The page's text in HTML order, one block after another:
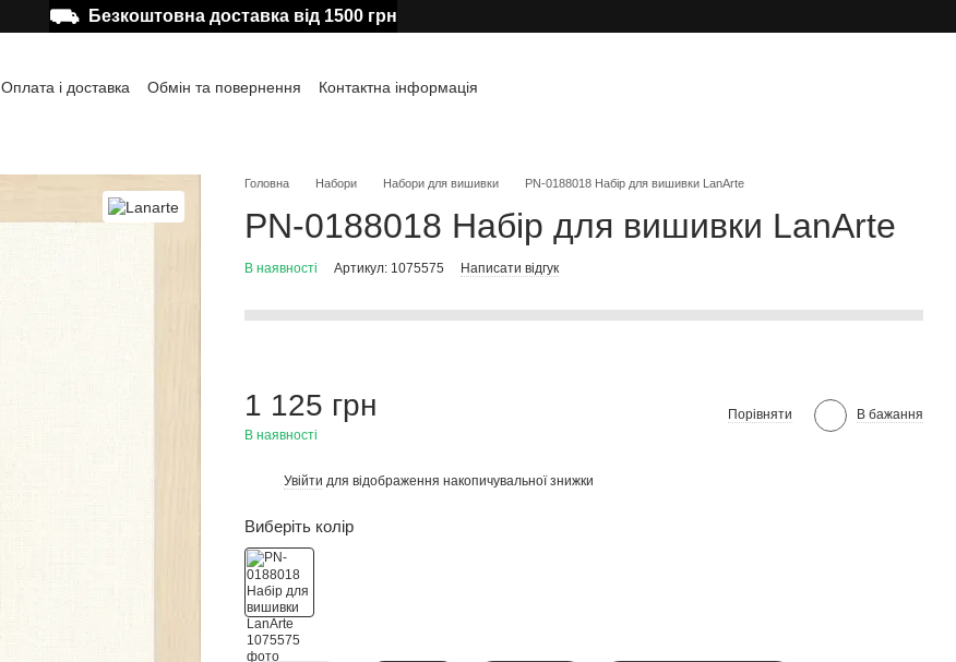
⛟ Безкоштовна доставка від 1500 грн
Оплата і доставка Обмін та повернення
Контактна інформація
Головна Набори Набори для вишивки PN-0188018 Набір для вишивки LanArte
PN-0188018 Набір для вишивки LanArte
В наявності Артикул: 1075575 Написати відгук
1 125 грн
В наявності
Порівняти В бажання
Увійти для відображення накопичувальної знижки
Виберіть колір